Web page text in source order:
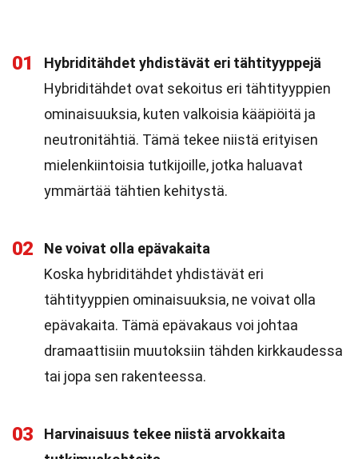
01
Hybriditähdet yhdistävät eri tähtityyppejä
Hybriditähdet ovat sekoitus eri tähtityyppien
ominaisuuksia, kuten valkoisia kääpiöitä ja
neutronitähtiä. Tämä tekee niistä erityisen
mielenkiintoisia tutkijoille, jotka haluavat
ymmärtää tähtien kehitystä.
02
Ne voivat olla epävakaita
Koska hybriditähdet yhdistävät eri
tähtityyppien ominaisuuksia, ne voivat olla
epävakaita. Tämä epävakaus voi johtaa
dramaattisiin muutoksiin tähden kirkkaudessa
tai jopa sen rakenteessa.
03
Harvinaisuus tekee niistä arvokkaita